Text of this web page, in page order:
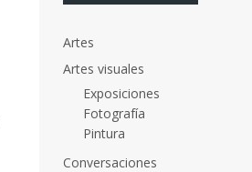
Artes
Artes visuales
Exposiciones
Fotografía
Pintura
Conversaciones